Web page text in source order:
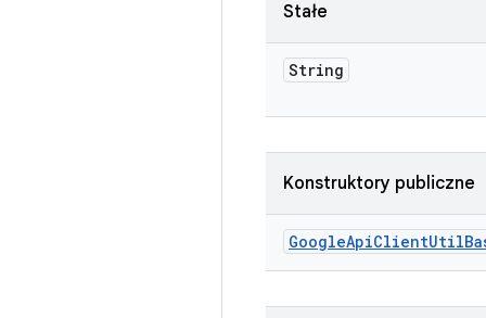
Stałe
String
Konstruktory publiczne
GoogleApiClientUtil